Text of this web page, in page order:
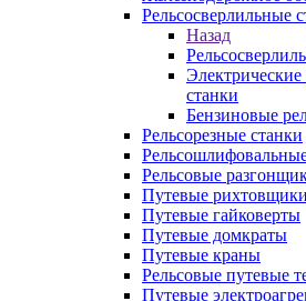
Рельсосверлильные
Назад
станки
Бензиновые
Рельсорезные станки
Рельсовые
Путевые рихтовщики
Путевые гайковерты
Путевые домкраты
Путевые краны
Рельсовые путевые
Путевые